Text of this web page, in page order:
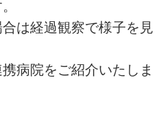
は経過観察で様子を見
病院をご紹介いたしま